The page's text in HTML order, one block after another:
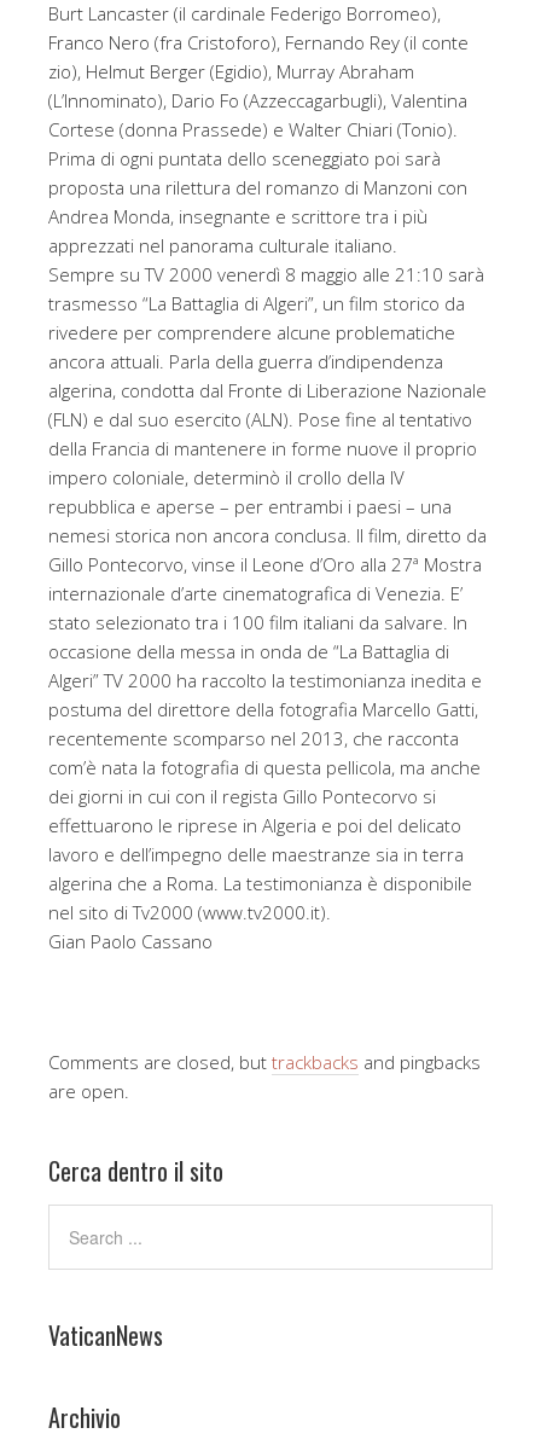
Burt Lancaster (il cardinale Federigo Borromeo),
Franco Nero (fra Cristoforo), Fernando Rey (il conte
zio), Helmut Berger (Egidio), Murray Abraham
(L’Innominato), Dario Fo (Azzeccagarbugli), Valentina
Cortese (donna Prassede) e Walter Chiari (Tonio).
Prima di ogni puntata dello sceneggiato poi sarà
proposta una rilettura del romanzo di Manzoni con
Andrea Monda, insegnante e scrittore tra i più
apprezzati nel panorama culturale italiano.
Sempre su TV 2000 venerdì 8 maggio alle 21:10 sarà
trasmesso “La Battaglia di Algeri”, un film storico da
rivedere per comprendere alcune problematiche
ancora attuali. Parla della guerra d’indipendenza
algerina, condotta dal Fronte di Liberazione Nazionale
(FLN) e dal suo esercito (ALN). Pose fine al tentativo
della Francia di mantenere in forme nuove il proprio
impero coloniale, determinò il crollo della IV
repubblica e aperse – per entrambi i paesi – una
nemesi storica non ancora conclusa. Il film, diretto da
Gillo Pontecorvo, vinse il Leone d’Oro alla 27ª Mostra
internazionale d’arte cinematografica di Venezia. E’
stato selezionato tra i 100 film italiani da salvare. In
occasione della messa in onda de “La Battaglia di
Algeri” TV 2000 ha raccolto la testimonianza inedita e
postuma del direttore della fotografia Marcello Gatti,
recentemente scomparso nel 2013, che racconta
com’è nata la fotografia di questa pellicola, ma anche
dei giorni in cui con il regista Gillo Pontecorvo si
effettuarono le riprese in Algeria e poi del delicato
lavoro e dell’impegno delle maestranze sia in terra
algerina che a Roma. La testimonianza è disponibile
nel sito di Tv2000 (www.tv2000.it).
Gian Paolo Cassano
Comments are closed, but trackbacks and pingbacks
are open.
Cerca dentro il sito
VaticanNews
Archivio